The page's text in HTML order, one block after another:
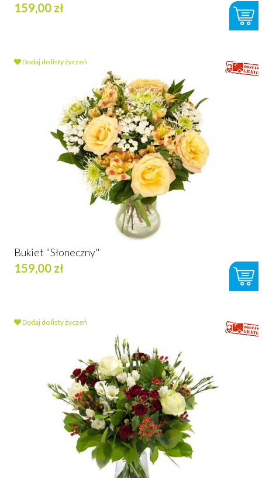
159,00 zł
Dodaj do listy życzeń
Bukiet "Słoneczny"
159,00 zł
Dodaj do listy życzeń